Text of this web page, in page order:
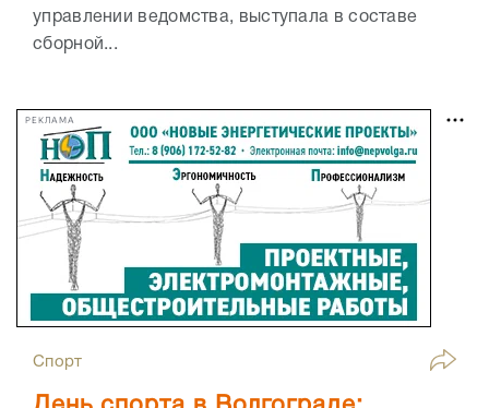
управлении ведомства, выступала в составе
сборной...
РЕКЛАМА
Спорт